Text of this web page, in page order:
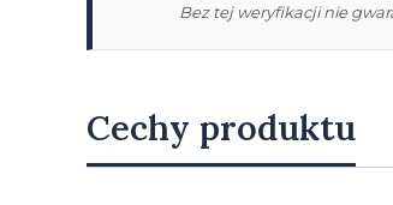
Bez tej weryfikacji nie
Cechy produktu